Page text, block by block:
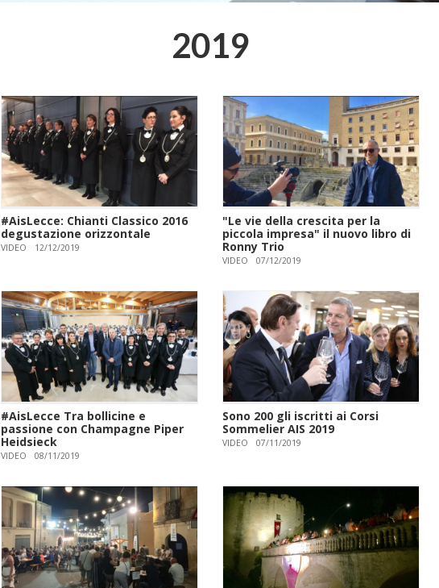
2019
#AisLecce: Chianti Classico 2016
degustazione orizzontale
VIDEO 12/12/2019
"Le vie della crescita per la
piccola impresa" il nuovo libro di
Ronny Trio
VIDEO 07/12/2019
#AisLecce Tra bollicine e
passione con Champagne Piper
Heidsieck
VIDEO 08/11/2019
Sono 200 gli iscritti ai Corsi
Sommelier AIS 2019
VIDEO 07/11/2019